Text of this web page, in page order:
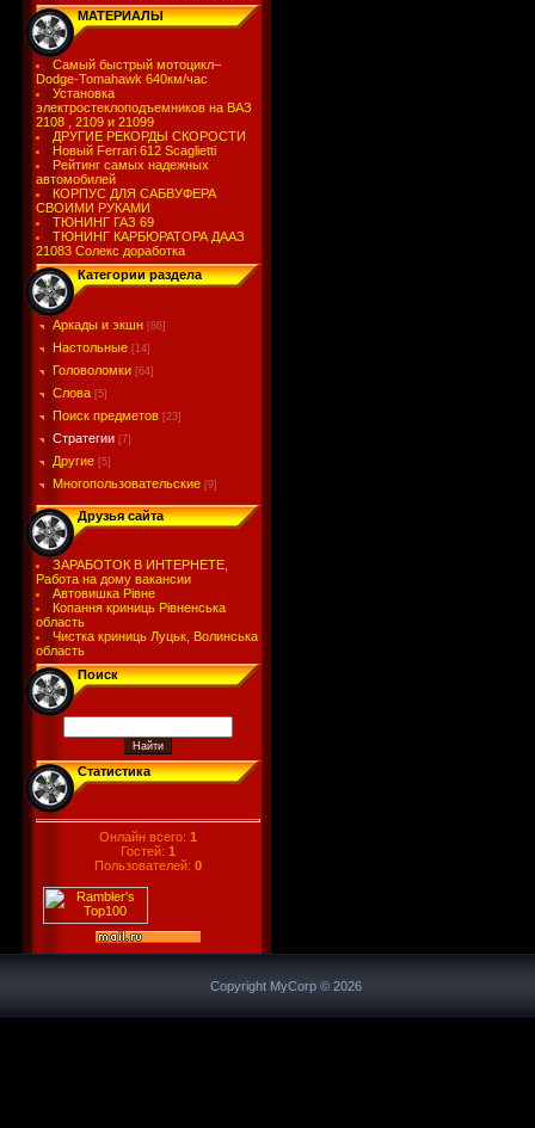
МАТЕРИАЛЫ
Самый быстрый мотоцикл–
Dodge-Tomahawk 640км/час
Установка
электростеклоподъемников на ВАЗ
2108 , 2109 и 21099
ДРУГИЕ РЕКОРДЫ СКОРОСТИ
Новый Ferrari 612 Scaglietti
Рейтинг самых надежных
автомобилей
КОРПУС ДЛЯ САБВУФЕРА
СВОИМИ РУКАМИ
ТЮНИНГ ГАЗ 69
ТЮНИНГ КАРБЮРАТОРА ДААЗ
21083 Солекс доработка
Категории раздела
Аркады и экшн [86]
Настольные [14]
Головоломки [64]
Слова [5]
Поиск предметов [23]
Стратегии [7]
Другие [5]
Многопользовательские [9]
Друзья сайта
ЗАРАБОТОК В ИНТЕРНЕТЕ,
Работа на дому вакансии
Автовишка Рівне
Копання криниць Рівненська
область
Чистка криниць Луцьк, Волинська
область
Поиск
Статистика
Онлайн всего: 1
Гостей: 1
Пользователей: 0
Copyright MyCorp © 2026